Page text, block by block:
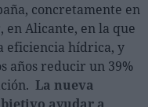
concretamente en
en Alicante, en la que
eficiencia hídrica, y
años reducir un 39%
La nueva